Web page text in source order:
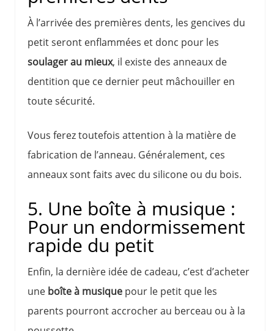
À l’arrivée des premières dents, les gencives du
petit seront enflammées et donc pour les
soulager au mieux, il existe des anneaux de
dentition que ce dernier peut mâchouiller en
toute sécurité.
Vous ferez toutefois attention à la matière de
fabrication de l’anneau. Généralement, ces
anneaux sont faits avec du silicone ou du bois.
5. Une boîte à musique :
Pour un endormissement
rapide du petit
Enfin, la dernière idée de cadeau, c’est d’acheter
une boîte à musique pour le petit que les
parents pourront accrocher au berceau ou à la